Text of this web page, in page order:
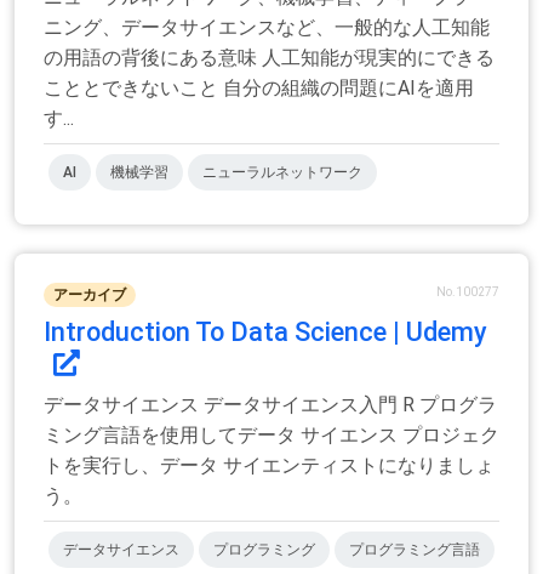
ニング、データサイエンスなど、一般的な人工知能
の用語の背後にある意味 人工知能が現実的にできる
こととできないこと 自分の組織の問題にAIを適用
す...
AI 機械学習 ニューラルネットワーク
アーカイブ No.100277
Introduction To Data Science | Udemy
データサイエンス データサイエンス入門 R プログラ
ミング言語を使用してデータ サイエンス プロジェク
トを実行し、データ サイエンティストになりましょ
う。
データサイエンス プログラミング プログラミング言語